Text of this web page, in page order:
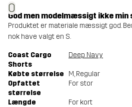
O
God men modelmæssigt ikke
Produktet er materiale mæssigt god.
nok have valgt en S.
Coast Cargo
Shorts
Deep Navy
Købte størrelse M, Regular
Opfattet
størrelse
For stor
Længde For kort